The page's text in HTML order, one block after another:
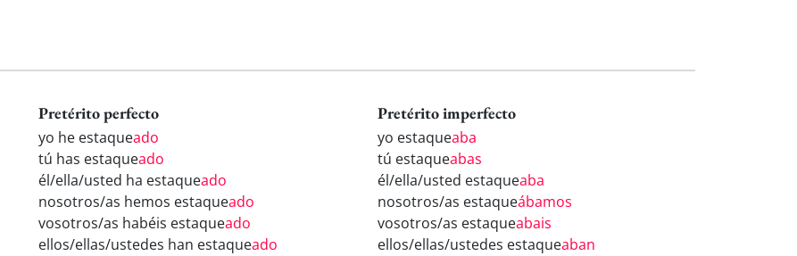
Pretérito perfecto
yo he estaqueado
tú has estaqueado
él/ella/usted ha estaqueado
nosotros/as hemos estaqueado
vosotros/as habéis estaqueado
ellos/ellas/ustedes han estaqueado
Pretérito imperfecto
yo estaqueaba
tú estaqueabas
él/ella/usted estaqueaba
nosotros/as estaqueábamos
vosotros/as estaqueabais
ellos/ellas/ustedes estaqueaban